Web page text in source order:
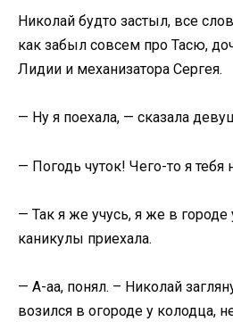
Николай будто застыл, все
как забыл совсем про Тасю,
Лидии и механизатора Сергея.
— Ну я поехала, — сказала
— Погодь чуток! Чего-то я
— Так я же учусь, я же в городе
каникулы приехала.
— А-аа, понял. – Николай
возился в огороде у колодца,